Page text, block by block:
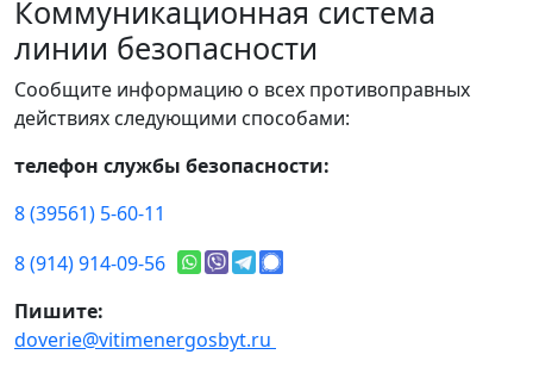
Коммуникационная система
линии безопасности
Сообщите информацию о всех противоправных
действиях следующими способами:
телефон службы безопасности:
8 (39561) 5-60-11
8 (914) 914-09-56
Пишите:
doverie@vitimenergosbyt.ru